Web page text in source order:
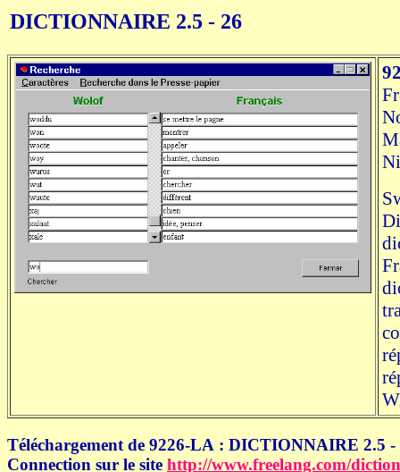
DICTIONNAIRE 2.5 - 26
Téléchargement de 9226-LA : DICTIONNAIRE 2.5 -
Connection sur le site http://www.freelang.com/